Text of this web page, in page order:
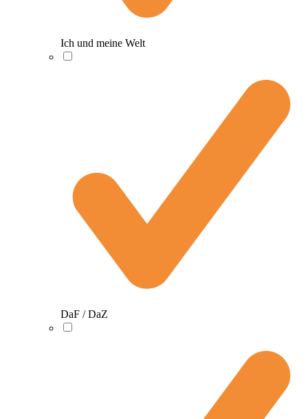
Ich und meine Welt
DaF / DaZ